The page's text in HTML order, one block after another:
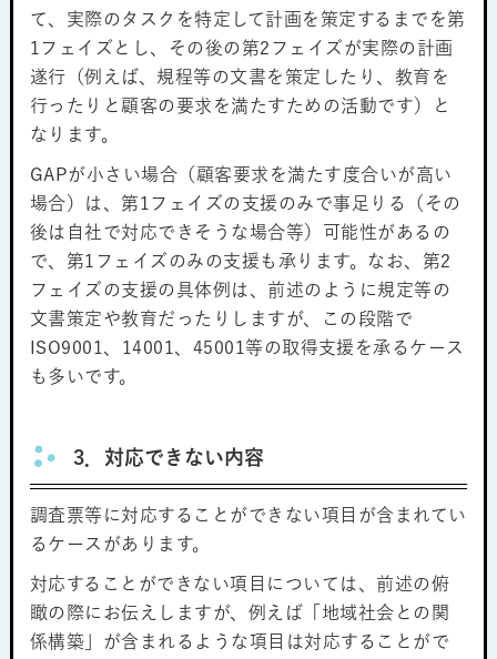
て、実際のタスクを特定して計画を策定するまでを第
1フェイズとし、その後の第2フェイズが実際の計画
遂行（例えば、規程等の文書を策定したり、教育を
行ったりと顧客の要求を満たすための活動です）と
なります。
GAPが小さい場合（顧客要求を満たす度合いが高い
場合）は、第1フェイズの支援のみで事足りる（その
後は自社で対応できそうな場合等）可能性があるの
で、第1フェイズのみの支援も承ります。なお、第2
フェイズの支援の具体例は、前述のように規定等の
文書策定や教育だったりしますが、この段階で
ISO9001、14001、45001等の取得支援を承るケース
も多いです。
3．対応できない内容
調査票等に対応することができない項目が含まれてい
るケースがあります。
対応することができない項目については、前述の俯
瞰の際にお伝えしますが、例えば「地域社会との関
係構築」が含まれるような項目は対応することがで